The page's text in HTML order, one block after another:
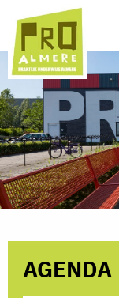
AGENDA